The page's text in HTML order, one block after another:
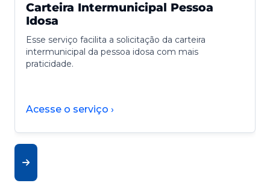
Carteira Intermunicipal Pessoa
Idosa
Esse serviço facilita a solicitação da carteira
intermunicipal da pessoa idosa com mais
praticidade.
Acesse o serviço ›